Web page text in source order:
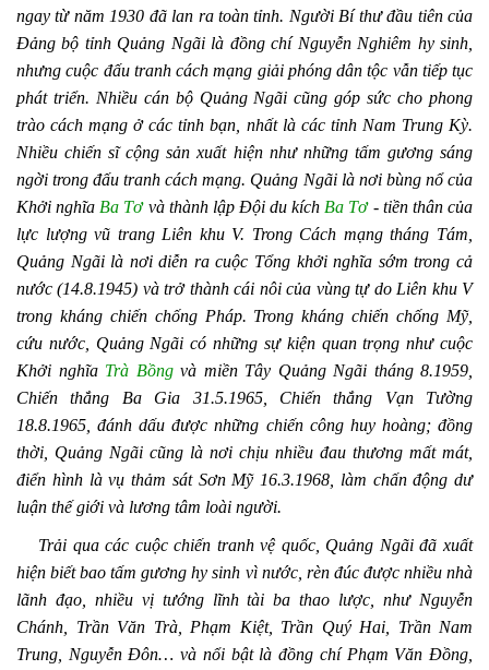
ngay từ năm 1930 đã lan ra toàn tỉnh. Người Bí thư đầu tiên của
Đảng bộ tỉnh Quảng Ngãi là đồng chí Nguyễn Nghiêm hy sinh,
nhưng cuộc đấu tranh cách mạng giải phóng dân tộc vẫn tiếp tục
phát triển. Nhiều cán bộ Quảng Ngãi cũng góp sức cho phong
trào cách mạng ở các tỉnh bạn, nhất là các tỉnh Nam Trung Kỳ.
Nhiều chiến sĩ cộng sản xuất hiện như những tấm gương sáng
ngời trong đấu tranh cách mạng. Quảng Ngãi là nơi bùng nổ của
Khởi nghĩa Ba Tơvà thành lập Đội du kích Ba Tơ- tiền thân của
lực lượng vũ trang Liên khu V. Trong Cách mạng tháng Tám,
Quảng Ngãi là nơi diễn ra cuộc Tổng khởi nghĩa sớm trong cả
nước (14.8.1945) và trở thành cái nôi của vùng tự do Liên khu V
trong kháng chiến chống Pháp. Trong kháng chiến chống Mỹ,
cứu nước, Quảng Ngãi có những sự kiện quan trọng như cuộc
Khởi nghĩa Trà Bồngvà miền Tây Quảng Ngãi tháng 8.1959,
Chiến thắng Ba Gia 31.5.1965, Chiến thắng Vạn Tường
18.8.1965, đánh dấu được những chiến công huy hoàng; đồng
thời, Quảng Ngãi cũng là nơi chịu nhiều đau thương mất mát,
điển hình là vụ thảm sát Sơn Mỹ 16.3.1968, làm chấn động dư
luận thế giới và lương tâm loài người.
Trải qua các cuộc chiến tranh vệ quốc, Quảng Ngãi đã xuất
hiện biết bao tấm gương hy sinh vì nước, rèn đúc được nhiều nhà
lãnh đạo, nhiều vị tướng lĩnh tài ba thao lược, như Nguyễn
Chánh, Trần Văn Trà, Phạm Kiệt, Trần Quý Hai, Trần Nam
Trung, Nguyễn Đôn… và nổi bật là đồng chí Phạm Văn Đồng,